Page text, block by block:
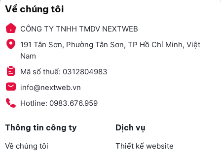
Về chúng tôi
CÔNG TY TNHH TMDV NEXTWEB
191 Tân Sơn, Phường Tân Sơn, TP Hồ Chí Minh, Việt
Nam
Mã số thuế: 0312804983
info@nextweb.vn
Hotline: 0983.676.959
Thông tin công ty
Về chúng tôi
Dịch vụ
Thiết kế website